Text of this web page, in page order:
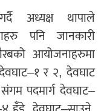
अध्यक्ष थापाले
पनि जानकारी
आयोजनाहरुमा
र २, देवघाट
पदमार्ग देवघाट–